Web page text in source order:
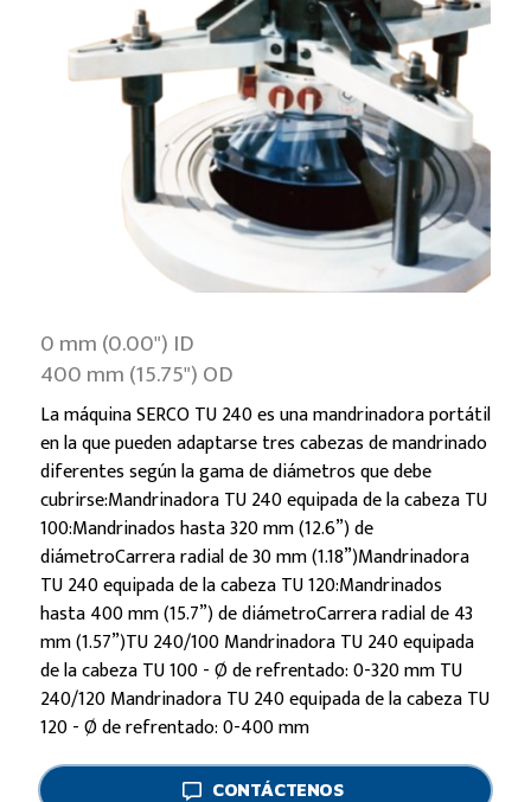
0 mm (0.00") ID
400 mm (15.75") OD
La máquina SERCO TU 240 es una mandrinadora portátil
en la que pueden adaptarse tres cabezas de mandrinado
diferentes según la gama de diámetros que debe
cubrirse:Mandrinadora TU 240 equipada de la cabeza TU
100:Mandrinados hasta 320 mm (12.6”) de
diámetroCarrera radial de 30 mm (1.18”)Mandrinadora
TU 240 equipada de la cabeza TU 120:Mandrinados
hasta 400 mm (15.7”) de diámetroCarrera radial de 43
mm (1.57”)TU 240/100 Mandrinadora TU 240 equipada
de la cabeza TU 100 - Ø de refrentado: 0-320 mm TU
240/120 Mandrinadora TU 240 equipada de la cabeza TU
120 - Ø de refrentado: 0-400 mm
CONTÁCTENOS